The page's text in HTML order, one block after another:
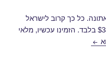
כל כך קרוב לישראל
וזול ביותר. עכשיו במבצע של $387 בלבד. הזמינו עכשיו, מלאי
טיסות לאתונה ביוני